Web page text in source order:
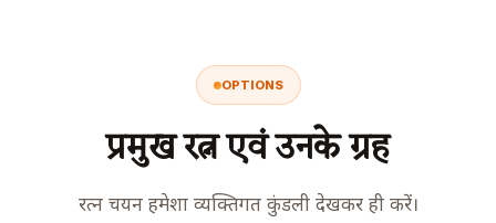
OPTIONS
प्रमुख रत्न एवं उनके ग्रह
रत्न चयन हमेशा व्यक्तिगत कुंडली देखकर ही करें।